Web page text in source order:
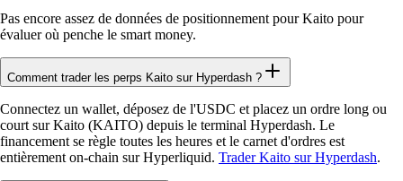
Pas encore assez de données de positionnement pour Kaito pour
évaluer où penche le smart money.
Comment trader les perps Kaito sur Hyperdash ?
Connectez un wallet, déposez de l'USDC et placez un ordre long ou
court sur Kaito (KAITO) depuis le terminal Hyperdash. Le
financement se règle toutes les heures et le carnet d'ordres est
entièrement on-chain sur Hyperliquid. Trader Kaito sur Hyperdash.